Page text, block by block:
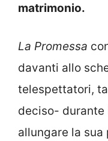
matrimonio.
La Promessa
davanti allo
telespettatori,
deciso-
allungare la sua